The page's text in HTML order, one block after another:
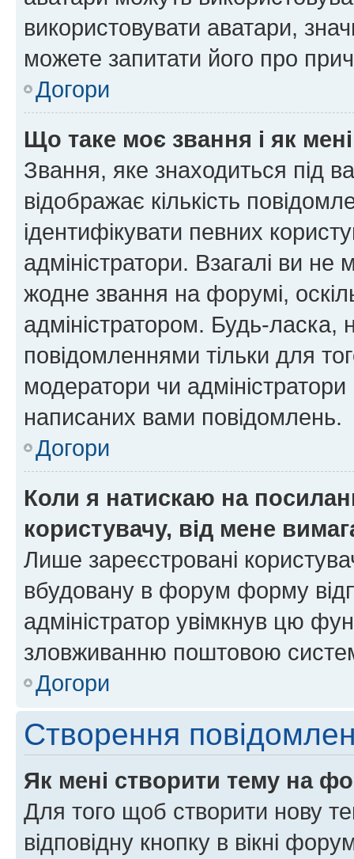
використовувати аватари,
можете запитати його про
Догори
Що таке моє звання і як
Звання, яке знаходиться під
відображає кількість
ідентифікувати певних
адміністратори. Взагалі ви
жодне звання на форумі,
адміністратором. Будь-
повідомленнями тільки для
модератори чи
написаних вами повідомлень.
Догори
Коли я натискаю на
користувачу, від мене
Лише зареєстровані
вбудовану в форум форму
адміністратор увімкнув цю
зловживанню поштовою
Догори
Створення
Як мені створити тему на
Для того щоб створити нову
відповідну кнопку в вікні